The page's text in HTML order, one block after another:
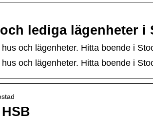
lediga lägenheter i
och lägenheter. Hitta boende i
och lägenheter. Hitta boende i